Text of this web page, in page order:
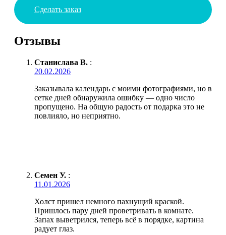
Сделать заказ
Отзывы
Станислава В. :
20.02.2026
Заказывала календарь с моими фотографиями, но в
сетке дней обнаружила ошибку — одно число
пропущено. На общую радость от подарка это не
повлияло, но неприятно.
Семен У. :
11.01.2026
Холст пришел немного пахнущий краской.
Пришлось пару дней проветривать в комнате.
Запах выветрился, теперь всё в порядке, картина
радует глаз.